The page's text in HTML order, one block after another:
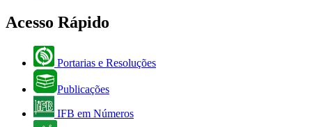
Acesso Rápido
Portarias e Resoluções
Publicações
IFB em Números